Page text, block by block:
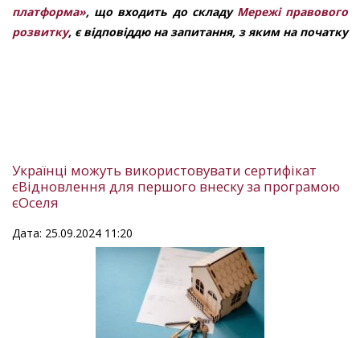
платформа», що входить до складу Мережі правового
розвитку, є відповіддю на запитання, з яким на початку
Українці можуть використовувати сертифікат
єВідновлення для першого внеску за програмою
єОселя
Дата: 25.09.2024 11:20